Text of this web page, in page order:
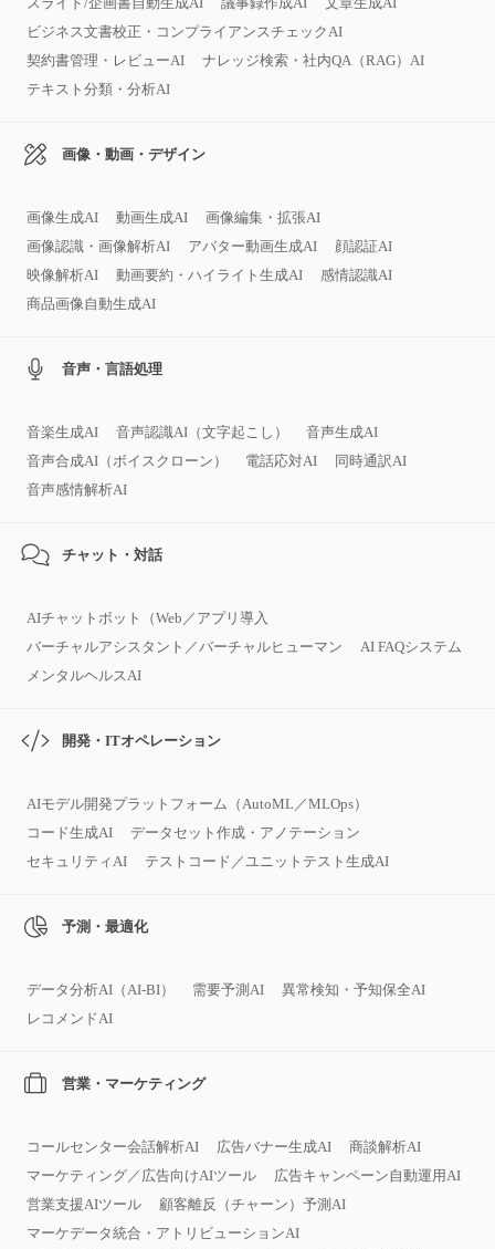
ビジネス文書校正・コンプライアンスチェックAI
契約書管理・レビューAI
ナレッジ検索・社内QA（RAG）AI
テキスト分類・分析AI
画像・動画・デザイン
画像生成AI 動画生成AI
画像編集・拡張AI
画像認識・画像解析AI
アバター動画生成AI
顔認証AI
映像解析AI
動画要約・ハイライト生成AI
感情認識AI
商品画像自動生成AI
音声・言語処理
音楽生成AI 音声認識AI（文字起こし）
音声生成AI
音声合成AI（ボイスクローン）
電話応対AI
同時通訳AI
音声感情解析AI
チャット・対話
AIチャットボット（Web／アプリ導入
バーチャルアシスタント／バーチャルヒューマン
AI FAQシステム
メンタルヘルスAI
開発・ITオペレーション
AIモデル開発プラットフォーム（AutoML／MLOps）
コード生成AI
データセット作成・アノテーション
セキュリティAI
テストコード／ユニットテスト生成AI
予測・最適化
データ分析AI（AI‑BI） 需要予測AI
異常検知・予知保全AI
レコメンドAI
営業・マーケティング
コールセンター会話解析AI 広告バナー生成AI
商談解析AI
マーケティング／広告向けAIツール
広告キャンペーン自動運用AI
営業支援AIツール
顧客離反（チャーン）予測AI
マーケデータ統合・アトリビューションAI